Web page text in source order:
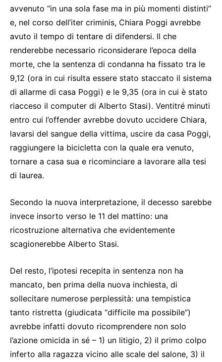
avvenuto “in una sola fase ma in più momenti distinti”
e, nel corso dell’iter criminis, Chiara Poggi avrebbe
avuto il tempo di tentare di difendersi. Il che
renderebbe necessario riconsiderare l’epoca della
morte, che la sentenza di condanna ha fissato tra le
9,12 (ora in cui risulta essere stato staccato il sistema
di allarme di casa Poggi) e le 9,35 (ora in cui è stato
riacceso il computer di Alberto Stasi). Ventitré minuti
entro cui l’offender avrebbe dovuto uccidere Chiara,
lavarsi del sangue della vittima, uscire da casa Poggi,
raggiungere la bicicletta con la quale era venuto,
tornare a casa sua e ricominciare a lavorare alla tesi
di laurea.
Secondo la nuova interpretazione, il decesso sarebbe
invece insorto verso le 11 del mattino: una
ricostruzione alternativa che evidentemente
scagionerebbe Alberto Stasi.
Del resto, l’ipotesi recepita in sentenza non ha
mancato, ben prima della nuova inchiesta, di
sollecitare numerose perplessità: una tempistica
tanto ristretta (giudicata “difficile ma possibile”)
avrebbe infatti dovuto ricomprendere non solo
l’azione omicida in sé – 1) un litigio, 2) il primo colpo
inferto alla ragazza vicino alle scale del salone, 3) il